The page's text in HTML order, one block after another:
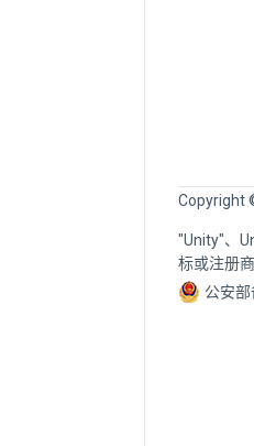
Copyright
"Unity"、
标或注册
公安部